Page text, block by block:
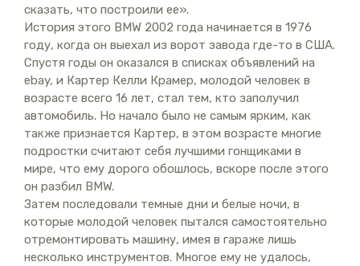
сказать, что построили ее».
История этого BMW 2002 года начинается в 1976
году, когда он выехал из ворот завода где-то в США.
Спустя годы он оказался в списках объявлений на
ebay, и Картер Келли Крамер, молодой человек в
возрасте всего 16 лет, стал тем, кто заполучил
автомобиль. Но начало было не самым ярким, как
также признается Картер, в этом возрасте многие
подростки считают себя лучшими гонщиками в
мире, что ему дорого обошлось, вскоре после этого
он разбил BMW.
Затем последовали темные дни и белые ночи, в
которые молодой человек пытался самостоятельно
отремонтировать машину, имея в гараже лишь
несколько инструментов. Многое ему не удалось,